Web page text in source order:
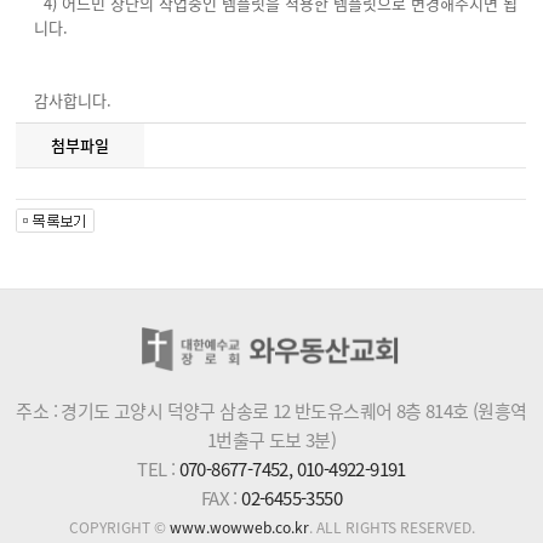
니다.
감사합니다.
첨부파일
주소 : 경기도 고양시 덕양구 삼송로 12 반도유스퀘어 8층 814호 (원흥역
1번출구 도보 3분)
TEL :070-8677-7452, 010-4922-9191
FAX :02-6455-3550
COPYRIGHT © www.wowweb.co.kr. ALL RIGHTS RESERVED.